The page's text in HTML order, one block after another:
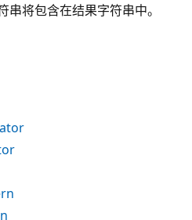
串将包含在结果字符串中。